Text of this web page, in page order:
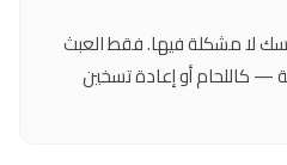
لا مشكلة فيها. فقط العبث
— كاللحام أو إعادة تسخين